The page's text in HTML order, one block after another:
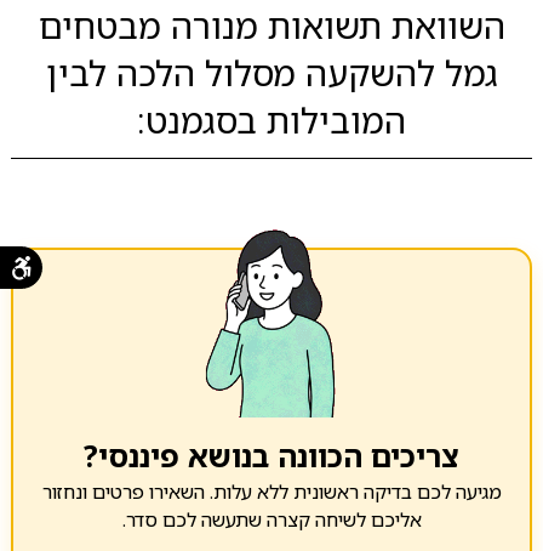
השוואת תשואות מנורה מבטחים
גמל להשקעה מסלול הלכה לבין
המובילות בסגמנט:
צריכים הכוונה בנושא פיננסי?
מגיעה לכם בדיקה ראשונית ללא עלות. השאירו פרטים ונחזור
אליכם לשיחה קצרה שתעשה לכם סדר.